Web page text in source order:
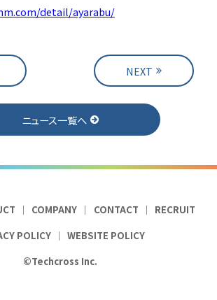
detail/ayarabu/
NEXT
ニュース一覧へ
COMPANY CONTACT
RECRUIT
POLICY
WEBSITE POLICY
©Techcross Inc.